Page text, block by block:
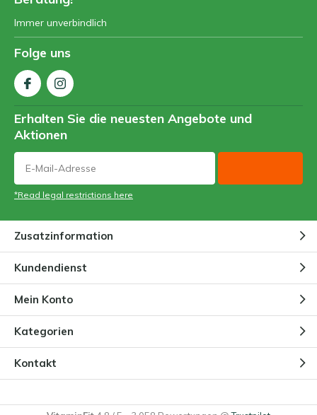
Immer unverbindlich
Folge uns
Erhalten Sie die neuesten Angebote und
Aktionen
*Read legal restrictions here
Zusatzinformation
Kundendienst
Mein Konto
Kategorien
Kontakt